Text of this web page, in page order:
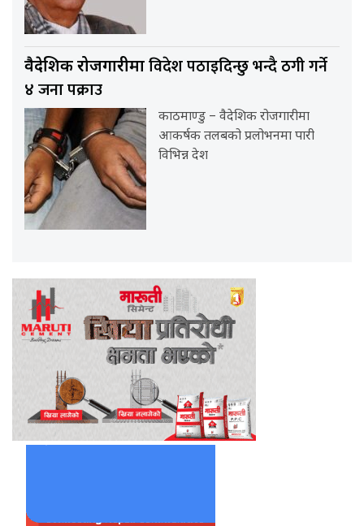
वैदेशिक रोजगारीमाविदेश पठाइदिन्छु भन्दै ठगी गर्ने
४ जना पक्राउ
काठमाण्डु – वैदेशिक रोजगारीमा
आकर्षक तलबको प्रलोभनमा पारी
विभिन्न देश